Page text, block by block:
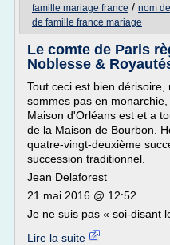
famille mariage france / nom
de famille france mariage
Le comte de Paris
Noblesse &
Tout ceci est bien
sommes pas en
Maison d'Orléans est et a
de la Maison de Bourbon.
quatre-vingt-deuxième
succession traditionnel.
Jean Delaforest
21 mai 2016 @ 12:52
Je ne suis pas « soi-disant
Lire la suite